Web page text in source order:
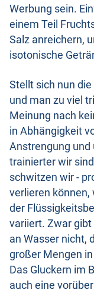
Werbung sein.
einem Teil
Salz anreichern,
isotonische
Stellt sich nun
und man zu viel
Meinung nach
in Abhängigkeit
Anstrengung und
trainierter wir
schwitzen wir -
verlieren können,
der
variiert. Zwar gibt
an Wasser nicht,
großer Mengen
Das Gluckern im
auch eine